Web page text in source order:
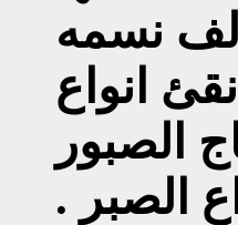
انواع
الصبور
الصبر .